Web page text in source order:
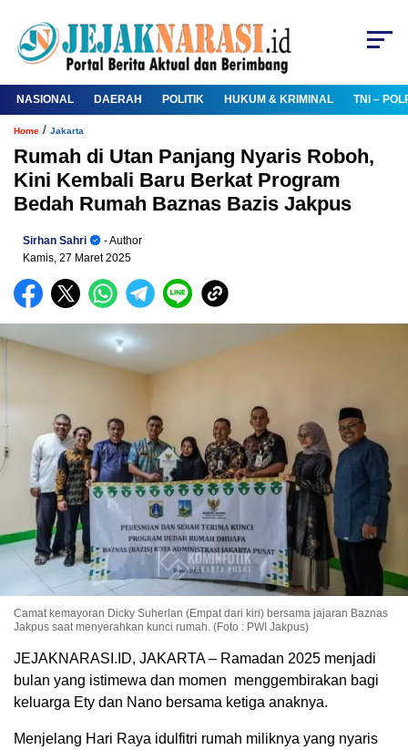
NASIONAL DAERAH POLITIK HUKUM & KRIMINAL TNI –
Home / Jakarta
Rumah di Utan Panjang Nyaris Roboh,
Kini Kembali Baru Berkat Program
Bedah Rumah Baznas Bazis Jakpus
Sirhan Sahri
- Author
Kamis, 27 Maret 2025
Camat kemayoran Dicky Suherlan (Empat dari kiri) bersama jajaran Baznas
Jakpus saat menyerahkan kunci rumah. (Foto : PWI Jakpus)
JEJAKNARASI.ID, JAKARTA – Ramadan 2025 menjadi
bulan yang istimewa dan momen menggembirakan bagi
keluarga Ety dan Nano bersama ketiga anaknya.
Menjelang Hari Raya idulfitri rumah miliknya yang nyaris